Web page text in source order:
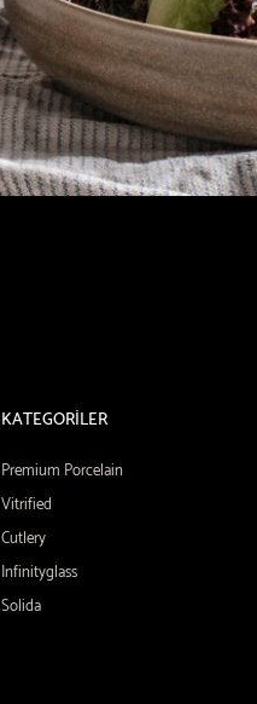
KATEGORİLER
Premium Porcelain
Vitrified
Cutlery
Infinityglass
Solida